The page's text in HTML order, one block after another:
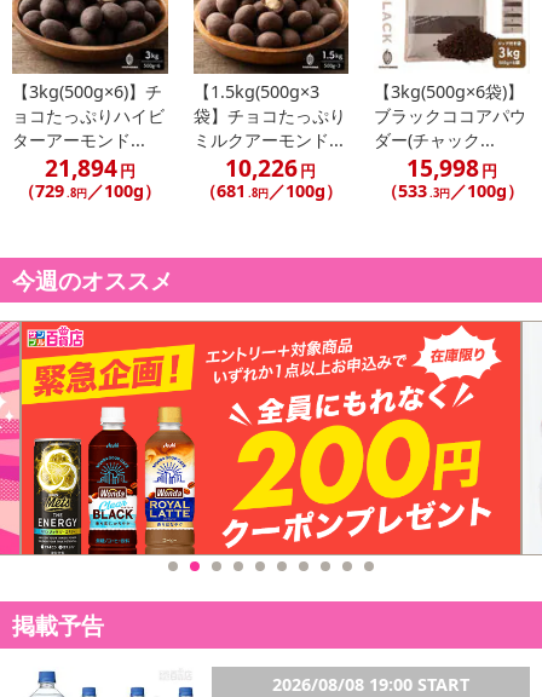
【3kg(500g×6)】チ
ョコたっぷりハイビ
ターアーモンド...
21,894円
（729.8円／100g）
【1.5kg(500g×3
袋】チョコたっぷり
ミルクアーモンド...
10,226円
（681 .8円／100g）
【3kg(500g×6袋)】
ブラックココアパウ
ダー(チャック...
15,998円
（533.3円／100g）
今週のオススメ
掲載予告
2026/08/08 19:00 START